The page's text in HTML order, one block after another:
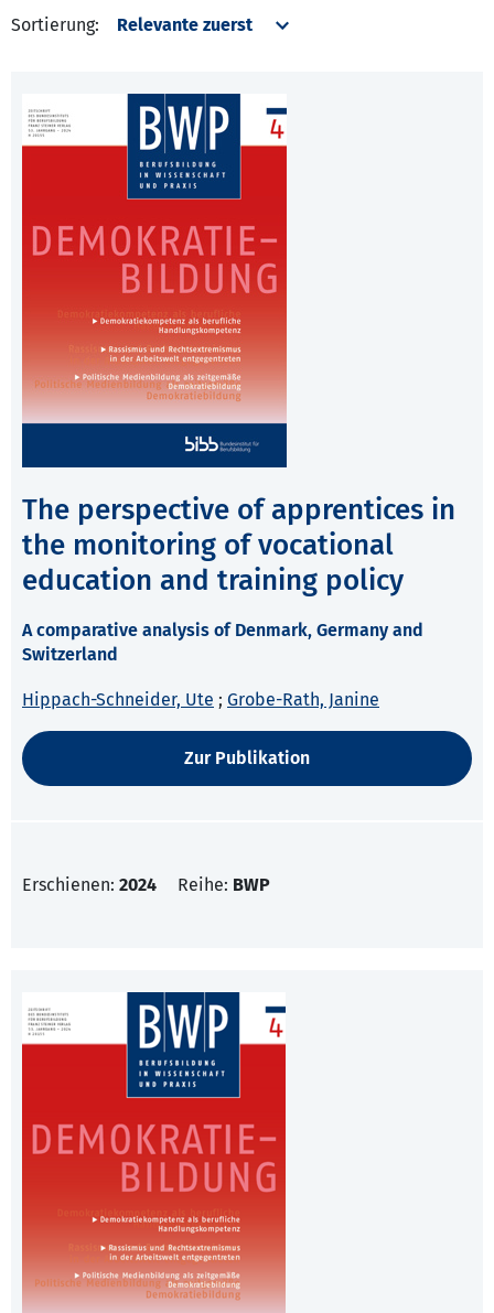
Sortierung:
The perspective of apprentices in
the monitoring of vocational
education and training policy
A comparative analysis of Denmark, Germany and
Switzerland
Hippach-Schneider, Ute ; Grobe-Rath, Janine
Zur Publikation
Erschienen: 2024 Reihe: BWP